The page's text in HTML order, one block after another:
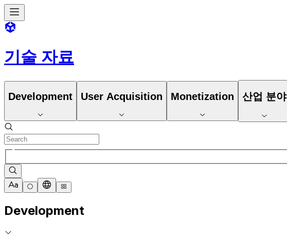
기술 자료
Development User Acquisition Monetization 산업 분야
Development